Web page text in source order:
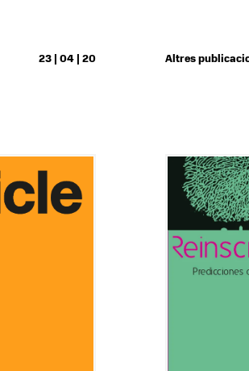
23 | 04 | 20 Altres